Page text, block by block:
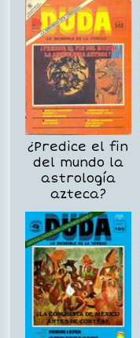
¿Predice el fin
del mundo la
astrología
azteca?